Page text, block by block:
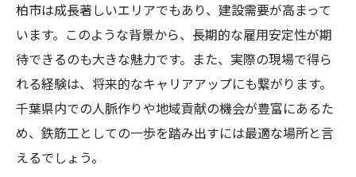
柏市は成長著しいエリアでもあり、建設需要が高まって
います。このような背景から、長期的な雇用安定性が期
待できるのも大きな魅力です。また、実際の現場で得ら
れる経験は、将来的なキャリアアップにも繋がります。
千葉県内での人脈作りや地域貢献の機会が豊富にあるた
め、鉄筋工としての一歩を踏み出すには最適な場所と言
えるでしょう。